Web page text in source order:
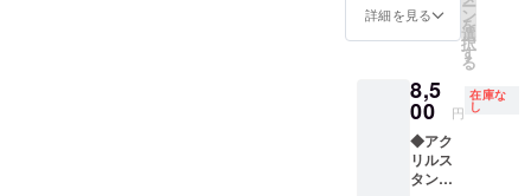
セージ
つき)1
枚 をお
ます。
詳細を見る ー
ン
を
選
択
す
る
8,5
00 円
在庫な
し
◆アク
リルス
タンド